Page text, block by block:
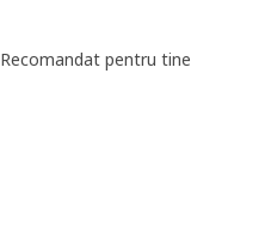
Recomandat pentru tine